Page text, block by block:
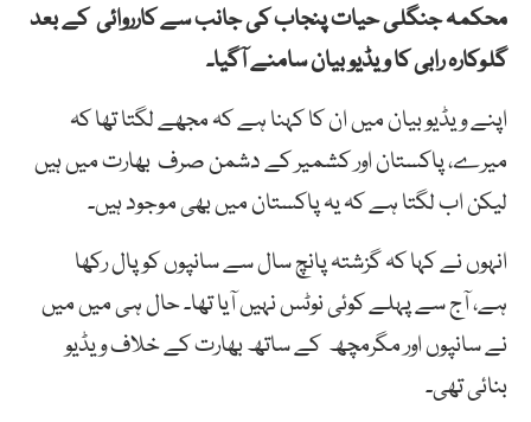
محکمہ جنگلی حیات پنجاب کی جانب سے کارروائی کے بعد
گلوکارہ رابی کا ویڈیو بیان سامنے آگیا۔
اپنے ویڈیو بیان میں ان کا کہنا ہے کہ مجھے لگتا تھا کہ
میرے، پاکستان اور کشمیر کے دشمن صرف بھارت میں ہیں
لیکن اب لگتا ہے کہ یہ پاکستان میں بھی موجود ہیں۔
انہوں نے کہا کہ گزشتہ پانچ سال سے سانپوں کو پال رکھا
ہے، آج سے پہلے کوئی نوٹس نہیں آیا تھا۔ حال ہی میں میں
نے سانپوں اور مگرمچھ کے ساتھ بھارت کے خلاف ویڈیو
بنائی تھی۔